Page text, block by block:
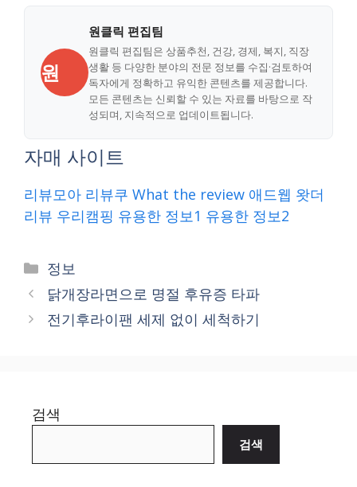
원
원클릭 편집팀
원클릭 편집팀은 상품추천, 건강, 경제, 복지, 직장
생활 등 다양한 분야의 전문 정보를 수집·검토하여
독자에게 정확하고 유익한 콘텐츠를 제공합니다.
모든 콘텐츠는 신뢰할 수 있는 자료를 바탕으로 작
성되며, 지속적으로 업데이트됩니다.
자매 사이트
리뷰모아 리뷰쿠 What the review 애드웹 왓더
리뷰 우리캠핑 유용한 정보1 유용한 정보2
Categories
정보
닭개장라면으로 명절 후유증 타파
전기후라이팬 세제 없이 세척하기
검색
검색